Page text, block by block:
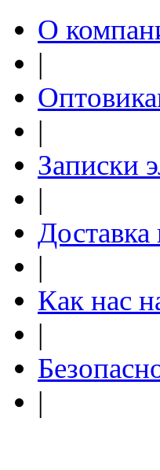
О
|
|
Записки
|
|
Как нас
|
|